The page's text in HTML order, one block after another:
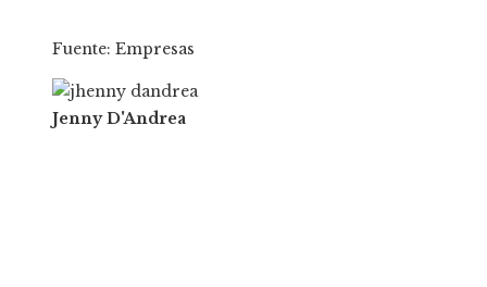
Fuente: Empresas
Jenny D'Andrea